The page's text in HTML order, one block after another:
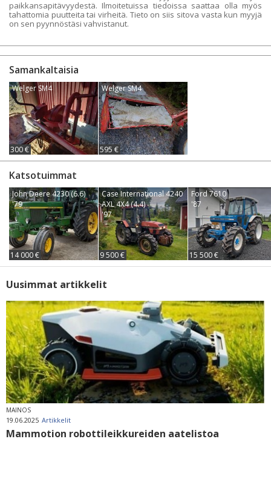
paikkansapitävyydestä. Ilmoitetuissa tiedoissa saattaa olla myös
tahattomia puutteita tai virheitä. Tieto on siis sitova vasta kun myyjä
on sen pyynnöstäsi vahvistanut.
Samankaltaisia
Welger SM4
300 €
Welger SM4
595 €
Katsotuimmat
John Deere 4230 (6.6)
'79
14 000 €
Case International 4240
AXL 4X4 (4.4)
'97
9 500 €
Ford 7610
'87
15 500 €
Uusimmat artikkelit
MAINOS
19.06.2025 Artikkelit
Mammotion robottileikkureiden aatelistoa